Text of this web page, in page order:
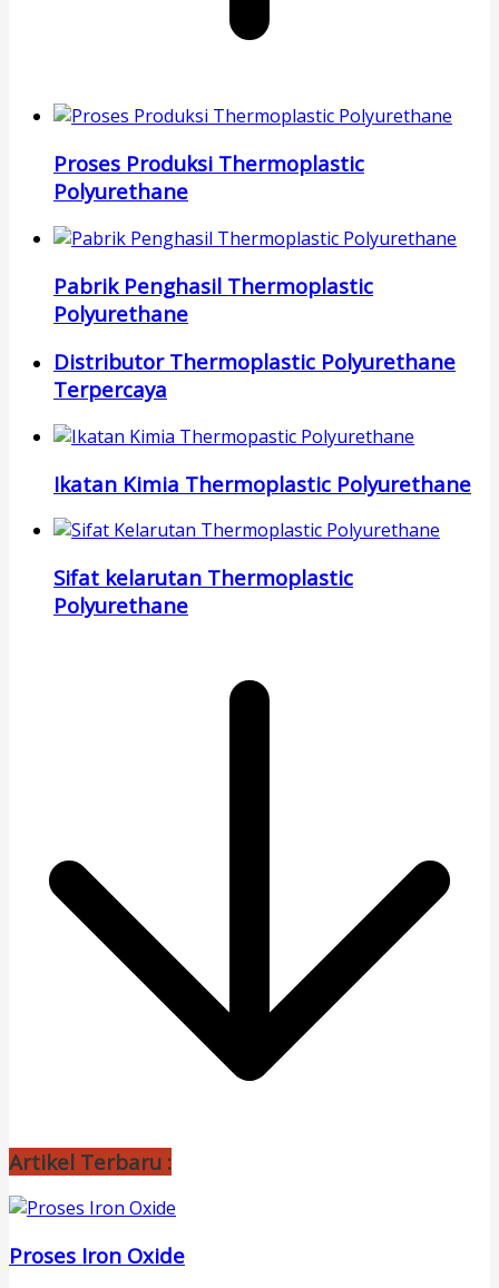
Proses Produksi Thermoplastic
Polyurethane
Pabrik Penghasil Thermoplastic
Polyurethane
Distributor Thermoplastic Polyurethane
Terpercaya
Ikatan Kimia Thermoplastic Polyurethane
Sifat kelarutan Thermoplastic
Polyurethane
Artikel Terbaru :
Proses Iron Oxide